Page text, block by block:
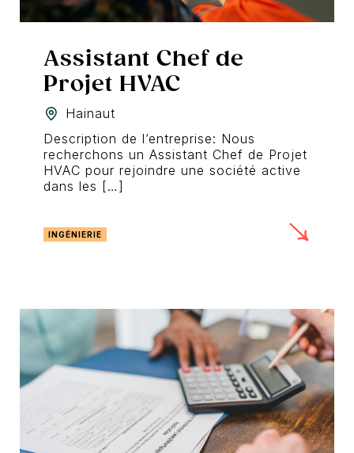
Assistant Chef de
Projet HVAC
Hainaut
Description de l’entreprise: Nous
recherchons un Assistant Chef de Projet
HVAC pour rejoindre une société active
dans les […]
INGÉNIERIE